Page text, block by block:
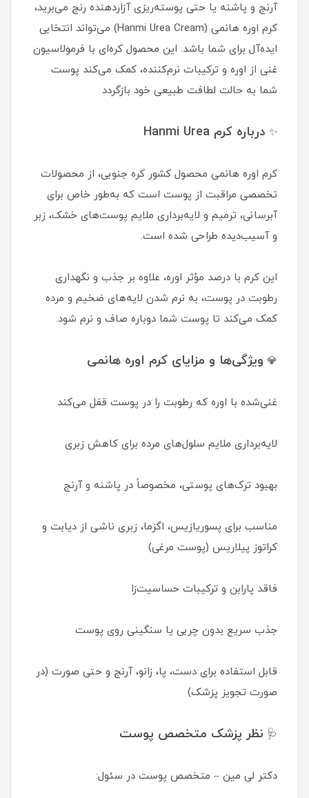
آرنج و پاشنه یا حتی پوسته‌ریزی آزاردهنده رنج می‌برید،
کرم اوره هانمی (Hanmi Urea Cream) می‌تواند انتخابی
ایده‌آل برای شما باشد. این محصول کره‌ای با فرمولاسیون
غنی از اوره و ترکیبات نرم‌کننده، کمک می‌کند پوست
شما به حالت لطافت طبیعی خود بازگردد
✨ درباره کرم Hanmi Urea
کرم اوره هانمی محصول کشور کره جنوبی، از محصولات
تخصصی مراقبت از پوست است که به‌طور خاص برای
آبرسانی، ترمیم و لایه‌برداری ملایم پوست‌های خشک، زبر
و آسیب‌دیده طراحی شده است.
این کرم با درصد مؤثر اوره، علاوه بر جذب و نگهداری
رطوبت در پوست، به نرم شدن لایه‌های ضخیم و مرده
کمک می‌کند تا پوست شما دوباره صاف و نرم شود.
💎 ویژگی‌ها و مزایای کرم اوره هانمی
غنی‌شده با اوره که رطوبت را در پوست قفل می‌کند
لایه‌برداری ملایم سلول‌های مرده برای کاهش زبری
بهبود ترک‌های پوستی، مخصوصاً در پاشنه و آرنج
مناسب برای پسوریازیس، اگزما، زبری ناشی از دیابت و
کراتوز پیلاریس (پوست مرغی)
فاقد پارابن و ترکیبات حساسیت‌زا
جذب سریع بدون چربی یا سنگینی روی پوست
قابل استفاده برای دست، پا، زانو، آرنج و حتی صورت (در
صورت تجویز پزشک)
🩺 نظر پزشک متخصص پوست
دکتر لی مین – متخصص پوست در سئول: